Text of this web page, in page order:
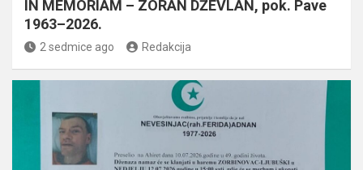
IN MEMORIAM – ZORAN DŽEVLAN, pok. Pave
1963–2026.
2 sedmice ago Redakcija